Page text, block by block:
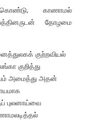
காணாமல்
தோழமை
குற்றவியல்
குறித்து
அமைத்து அதன்
புலனாய்வை